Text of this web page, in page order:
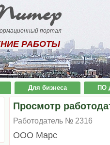
портал
РАБОТЫ
Для бизнеса ПО
Просмотр
Работодатель № 2316
ООО Марс